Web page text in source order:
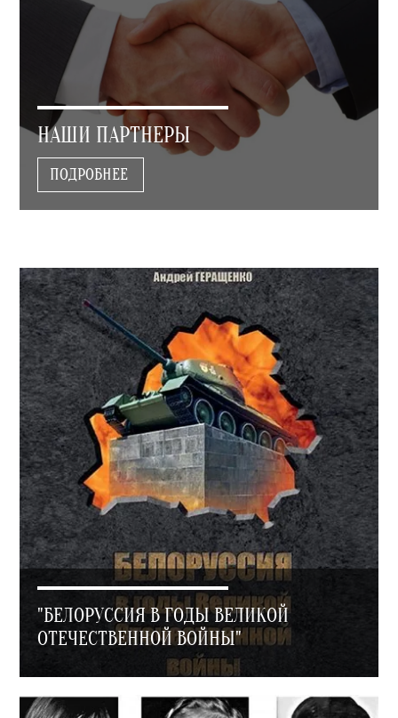
НАШИ ПАРТНЕРЫ
ПОДРОБНЕЕ
"БЕЛОРУССИЯ В ГОДЫ ВЕЛИКОЙ
ОТЕЧЕСТВЕННОЙ ВОЙНЫ"